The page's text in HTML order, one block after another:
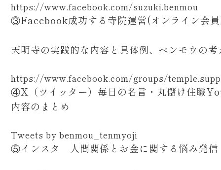
https://www.facebook.com/suzuki.benmou
③Facebook成功する寺院運営(オンライン会
天明寺の実践的な内容と具体例、ベンモウの考
https://www.facebook.com/groups/
④X（ツイッター）毎日の名言・丸儲け住職
内容のまとめ
Tweets by benmou_tenmyoji
⑤インスタ 人間関係とお金に関する悩み発